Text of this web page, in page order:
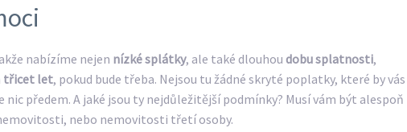
nabízíme nejen nízké splátky, ale také dlouhou dobu splatnosti,
třicet let, pokud bude třeba. Nejsou tu žádné skryté poplatky, které by vás
předem. A jaké jsou ty nejdůležitější podmínky? Musí vám být alespoň
nebo nemovitosti třetí osoby.